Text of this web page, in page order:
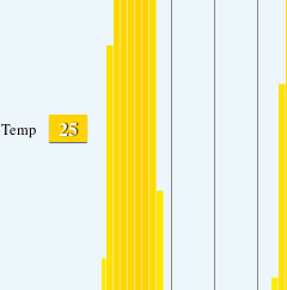
Temp 25